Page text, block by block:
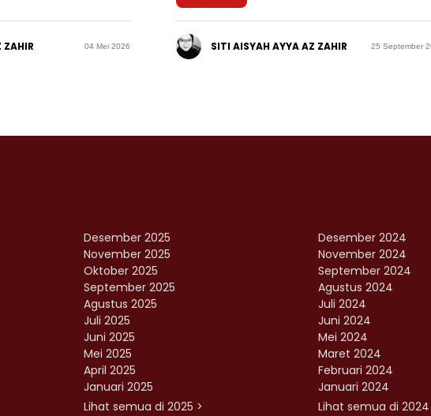
ZAHIR 04 Mei 2026 SITI AISYAH AYYA AZ ZAHIR 25 September
Desember 2025
November 2025
Oktober 2025
September 2025
Agustus 2025
Juli 2025
Juni 2025
Mei 2025
April 2025
Januari 2025
Lihat semua di 2025 >
Desember 2024
November 2024
September 2024
Agustus 2024
Juli 2024
Juni 2024
Mei 2024
Maret 2024
Februari 2024
Januari 2024
Lihat semua di 2024